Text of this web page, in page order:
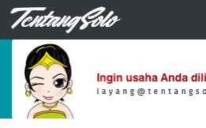
Skip to content